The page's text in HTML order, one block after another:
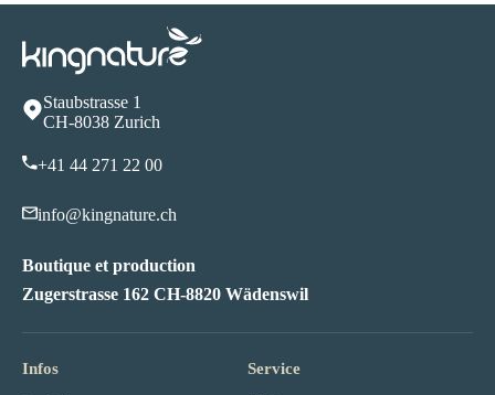
Staubstrasse 1
CH-8038 Zurich
+41 44 271 22 00
info@kingnature.ch
Boutique et production
Zugerstrasse 162 CH-8820 Wädenswil
Infos Service